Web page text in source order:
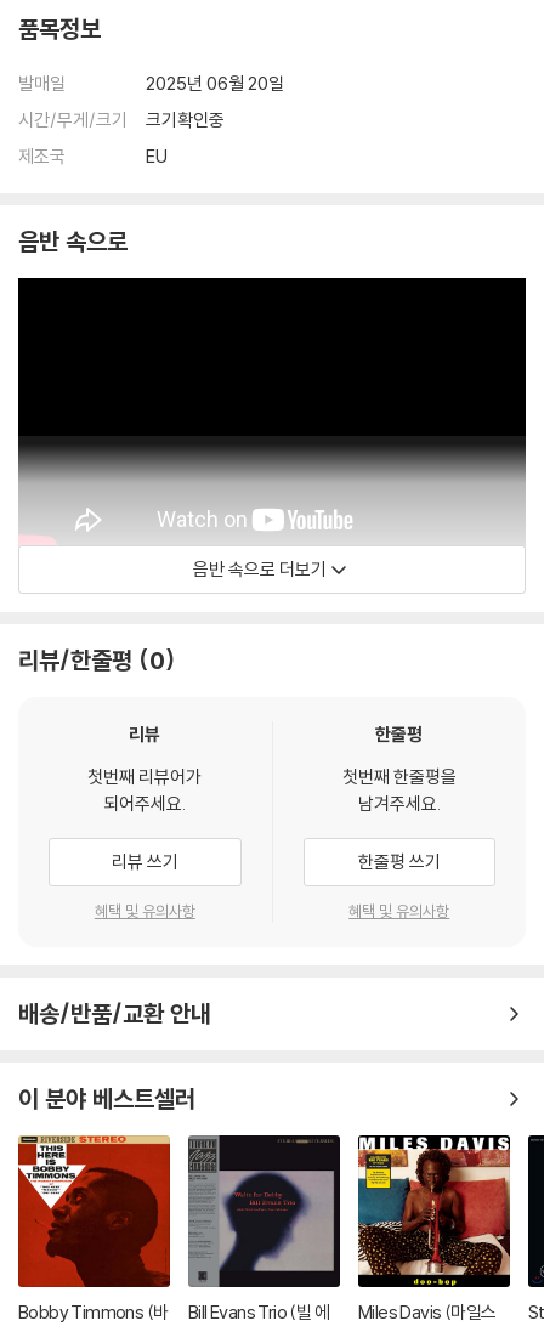
품목정보
발매일
2025년 06월 20일
시간/무게/크기
크기확인중
제조국
EU
음반 속으로
음반 속으로 더보기
리뷰/한줄평 0
리뷰
첫번째 리뷰어가
되어주세요.
리뷰 쓰기
혜택 및 유의사항
한줄평
첫번째 한줄평을
남겨주세요.
한줄평 쓰기
혜택 및 유의사항
배송/반품/교환 안내
이 분야 베스트셀러
Bobby Timmons (바
Bill Evans Trio (빌 에
Miles Davis (마일스